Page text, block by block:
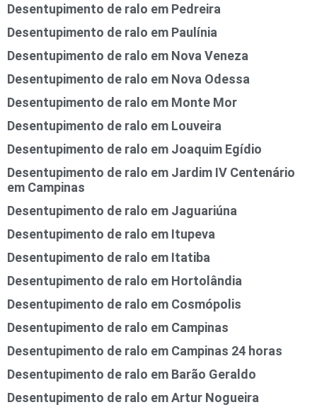
Desentupimento de ralo em Pedreira
Desentupimento de ralo em Paulínia
Desentupimento de ralo em Nova Veneza
Desentupimento de ralo em Nova Odessa
Desentupimento de ralo em Monte Mor
Desentupimento de ralo em Louveira
Desentupimento de ralo em Joaquim Egídio
Desentupimento de ralo em Jardim IV Centenário
em Campinas
Desentupimento de ralo em Jaguariúna
Desentupimento de ralo em Itupeva
Desentupimento de ralo em Itatiba
Desentupimento de ralo em Hortolândia
Desentupimento de ralo em Cosmópolis
Desentupimento de ralo em Campinas
Desentupimento de ralo em Campinas 24 horas
Desentupimento de ralo em Barão Geraldo
Desentupimento de ralo em Artur Nogueira